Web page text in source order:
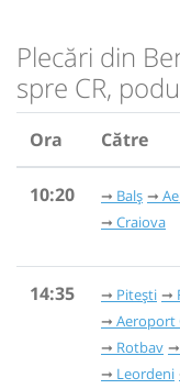
Plecări din
spre CR,
Ora Către
10:20 Balș
Craiova
14:35 Pitești
Aeroport
Rotbav
Leordeni